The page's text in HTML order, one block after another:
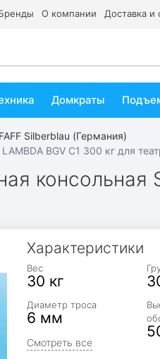
О компании Доставка и
Домкраты
Silberblau (Германия)
BGV C1 300 кг для
консольная
Характеристики
Вес
30 кг
Диаметр троса
6 мм
Смотреть все